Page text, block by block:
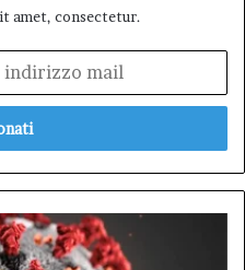
amet, consectetur.